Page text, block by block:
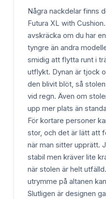
Några nackdelar finns
Futura XL with
avskräcka om du har
tyngre än andra
smidig att flytta runt i
utflykt. Dynan är tjock
den blivit blöt, så
vid regn. Även om
upp mer plats än
För kortare personer
stor, och det är lätt att
när man sitter upprätt.
stabil men kräver lite
när stolen är helt
utrymme på altanen
Slutligen är designen